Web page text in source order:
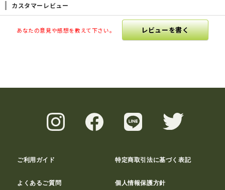
カスタマーレビュー
あなたの意見や感想を教えて下さい。 レビューを書く
ご利用ガイド 特定商取引法に基づく表記
よくあるご質問 個人情報保護方針